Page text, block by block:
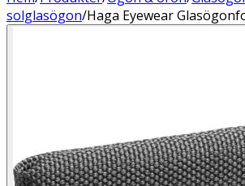
solglasögon/Haga Eyewear